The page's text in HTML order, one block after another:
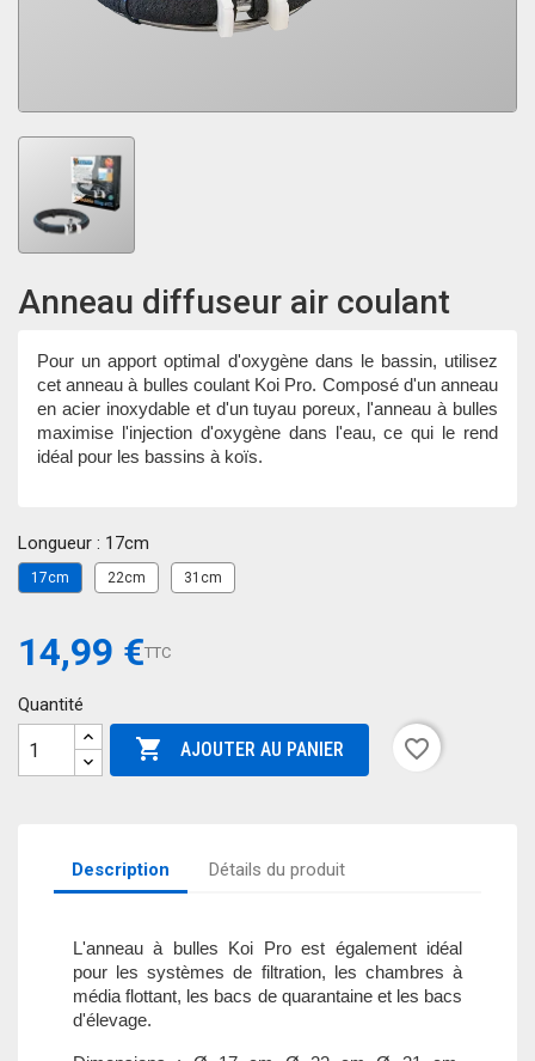
Anneau diffuseur air coulant
Pour un apport optimal d'oxygène dans le bassin, utilisez
cet anneau à bulles coulant Koi Pro. Composé d'un anneau
en acier inoxydable et d'un tuyau poreux, l'anneau à bulles
maximise l'injection d'oxygène dans l'eau, ce qui le rend
idéal pour les bassins à koïs.
Longueur : 17cm
17cm 22cm 31cm
14,99 €TTC
Quantité
 AJOUTER AU PANIER favorite_border
Description Détails du produit
L'anneau à bulles Koi Pro est également idéal
pour les systèmes de filtration, les chambres à
média flottant, les bacs de quarantaine et les bacs
d'élevage.